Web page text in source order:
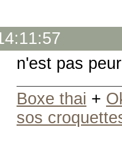
n'est pas
Boxe thai +
sos